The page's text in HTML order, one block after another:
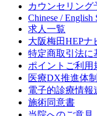
カウンセリング
Chinese / English
求人一覧
大阪梅田HEPナ
特定商取引法に
ポイントご利用
医療DX推進体
電子的診療情報
施術同意書